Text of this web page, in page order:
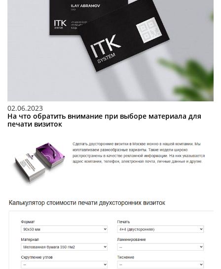
02.06.2023
На что обратить внимание при выборе материала для
печати визиток